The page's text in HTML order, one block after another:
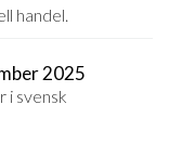
handel.
2025
i svensk